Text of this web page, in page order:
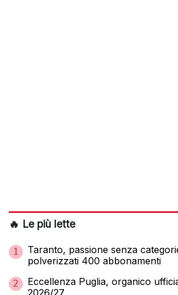
🔥 Le più lette
1
Taranto, passione senza
polverizzati 400 abbonamenti
2
Eccellenza Puglia, organico
2026/27